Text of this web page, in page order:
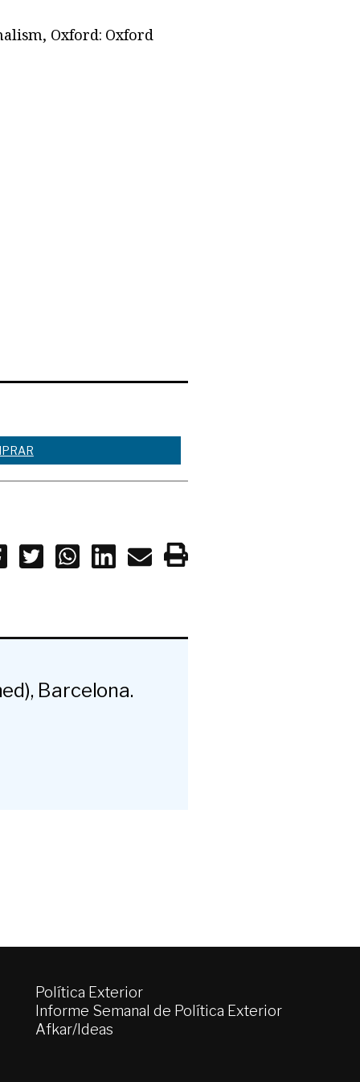
Oxford: Oxford
Barcelona.
Política Exterior
Informe Semanal de Política Exterior
Afkar/Ideas